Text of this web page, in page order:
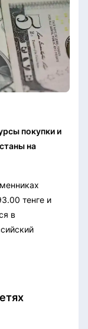
покупки и
на
тенге и
в